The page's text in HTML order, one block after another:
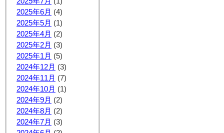
2025年6月 (4)
2025年5月 (1)
2025年4月 (2)
2025年2月 (3)
2025年1月 (5)
2024年12月 (3)
2024年11月 (7)
2024年10月 (1)
2024年9月 (2)
2024年8月 (2)
2024年7月 (3)